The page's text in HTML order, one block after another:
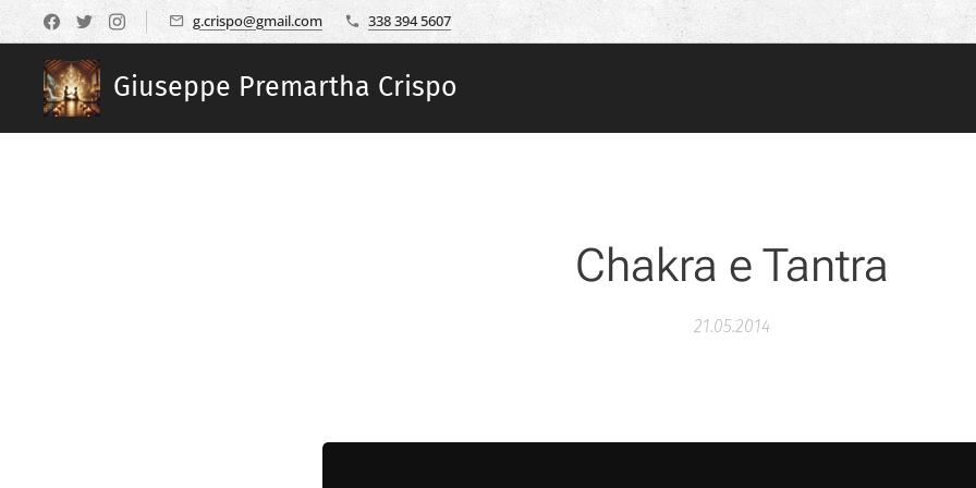
g.crispo@gmail.com 338 394 5607
Giuseppe Premartha Crispo
Chakra e Tantra
21.05.2014